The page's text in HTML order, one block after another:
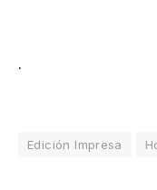
.
Edición Impresa